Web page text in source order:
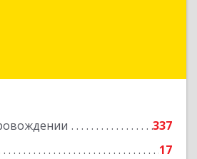
337
17
г, Правды ул, дом №